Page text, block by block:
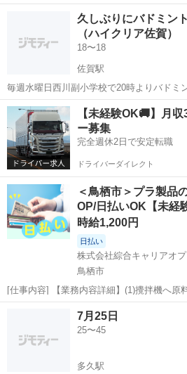
り多少土地勘がありますので鳥栖〜佐賀市
思ってます。 年齢は30代です。 野球歴は
鳥栖駅 野球 チ
久しぶりにバドミン
（ハイクリア佐賀）
18〜18
佐賀駅
毎週水曜日西川副小学校で20時よりバドミ
級者の方多めです 部活でやっていたのに現
しや結婚育児等でやめてしまった方もった
んか？ その人のレベルに合わせ...
佐賀 佐賀市 佐賀駅 バドミントン
【未経験OK🚚】月
ー募集
完全週休2日で安定転職
ドライバーダイレクト
＜鳥栖市＞プラ製品
OP/日払いOK【未
時給1,200円
日払い
株式会社綜合キャリアオ
鳥栖市
[仕事内容] 【業務内容詳細】(1)攪拌機へ原
械操作、 製品の袋詰め、 パレットへ積む
搬・リフトでフレコンの積み込み(2)自動車
を粉砕機投入・...
工場
7月25日
25〜45
多久駅